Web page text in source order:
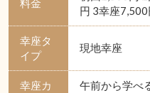
料金
円 3幸座7,500
幸座タ
イプ
現地幸座
幸座カ
午前から学べ